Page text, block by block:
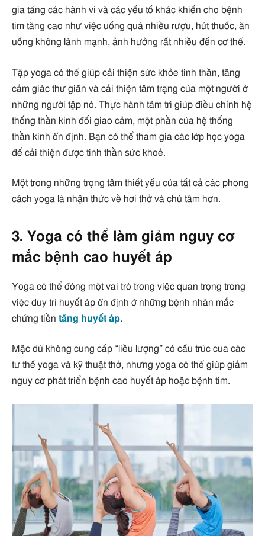
gia tăng các hành vi và các yếu tố khác khiến cho bệnh
tim tăng cao như việc uống quá nhiều rượu, hút thuốc, ăn
uống không lành mạnh, ảnh hưởng rất nhiều đến cơ thể.
Tập yoga có thể giúp cải thiện sức khỏe tinh thần, tăng
cảm giác thư giãn và cải thiện tâm trạng của một người ở
những người tập nó. Thực hành tâm trí giúp điều chỉnh hệ
thống thần kinh đối giao cảm, một phần của hệ thống
thần kinh ổn định. Bạn có thể tham gia các lớp học yoga
để cải thiện được tinh thần sức khoẻ.
Một trong những trọng tâm thiết yếu của tất cả các phong
cách yoga là nhận thức về hơi thở và chú tâm hơn.
3. Yoga có thể làm giảm nguy cơ
mắc bệnh cao huyết áp
Yoga có thể đóng một vai trò trong việc quan trọng trong
việc duy trì huyết áp ổn định ở những bệnh nhân mắc
chứng tiền tăng huyết áp.
Mặc dù không cung cấp “liều lượng” có cấu trúc của các
tư thế yoga và kỹ thuật thở, nhưng yoga có thể giúp giảm
nguy cơ phát triển bệnh cao huyết áp hoặc bệnh tim.